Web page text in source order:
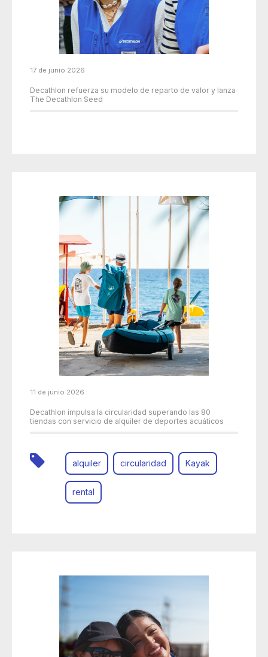
17 de junio 2026
Decathlon refuerza su modelo de reparto de valor y lanza
The Decathlon Seed
11 de junio 2026
Decathlon impulsa la circularidad superando las 80
tiendas con servicio de alquiler de deportes acuáticos
alquiler circularidad Kayak
rental